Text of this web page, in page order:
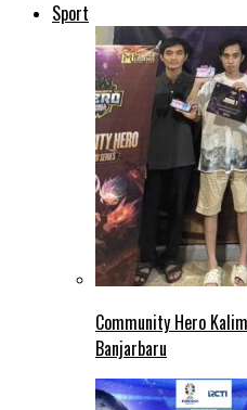
Sport
Community Hero
Banjarbaru